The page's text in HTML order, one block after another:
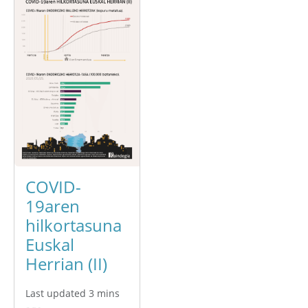
COVID-
19aren
hilkortasuna
Euskal
Herrian (II)
Last updated 3 mins